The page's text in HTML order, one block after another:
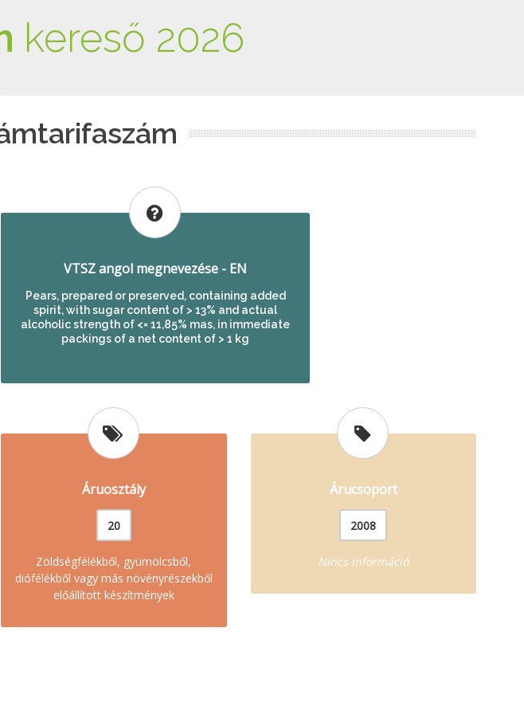
kereső 2026
VTSZ angol megnevezése - EN
Pears, prepared or preserved, containing added
spirit, with sugar content of > 13% and actual
alcoholic strength of <= 11,85% mas, in immediate
packings of a net content of > 1 kg
Áruosztály
20
Zöldségfélékből, gyümölcsből,
diófélékből vagy más növényrészekből
előállított készítmények
Árucsoport
2008
Nincs információ